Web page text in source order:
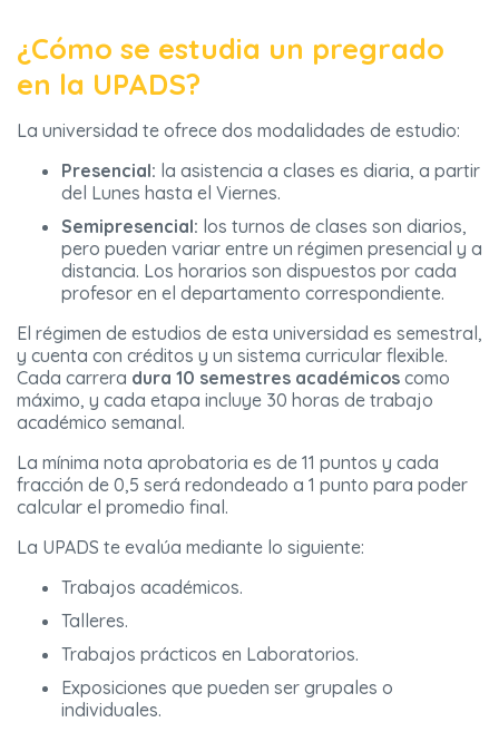
¿Cómo se estudia un pregrado
en la UPADS?
La universidad te ofrece dos modalidades de estudio:
Presencial: la asistencia a clases es diaria, a partir
del Lunes hasta el Viernes.
Semipresencial: los turnos de clases son diarios,
pero pueden variar entre un régimen presencial y a
distancia. Los horarios son dispuestos por cada
profesor en el departamento correspondiente.
El régimen de estudios de esta universidad es semestral,
y cuenta con créditos y un sistema curricular flexible.
Cada carrera dura 10 semestres académicos como
máximo, y cada etapa incluye 30 horas de trabajo
académico semanal.
La mínima nota aprobatoria es de 11 puntos y cada
fracción de 0,5 será redondeado a 1 punto para poder
calcular el promedio final.
La UPADS te evalúa mediante lo siguiente:
Trabajos académicos.
Talleres.
Trabajos prácticos en Laboratorios.
Exposiciones que pueden ser grupales o
individuales.